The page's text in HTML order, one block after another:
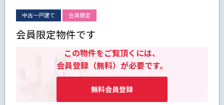
中古一戸建て 会員限定
会員限定物件です
この物件をご覧頂くには、
会員登録（無料）が必要です。
無料会員登録